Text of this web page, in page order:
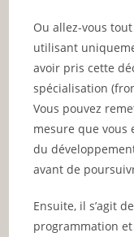
Ou allez-vous
utilisant
avoir pris cette
spécialisation
Vous pouvez
mesure que vous
du
avant de
Ensuite, il s’agit
programmation